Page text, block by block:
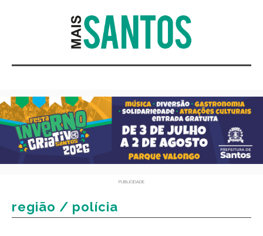
PUBLICIDADE
região / polícia